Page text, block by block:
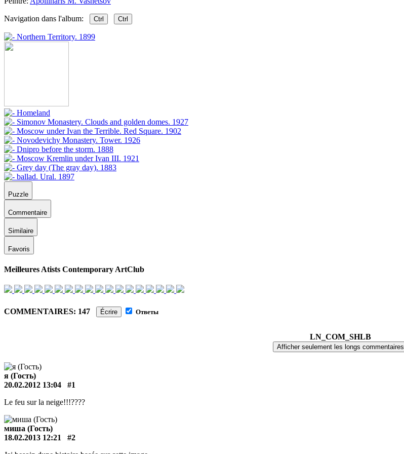
Navigation dans l'album: Ctrl Ctrl
Puzzle
Commentaire
Similaire
Favoris
Meilleures Atists Contemporary ArtClub
COMMENTAIRES: 147 Écrire Ответы
LN_COM_SHLB
я (Гость)
20.02.2012 13:04
#1
Le feu sur la neige!!!????
миша (Гость)
18.02.2013 12:21
#2